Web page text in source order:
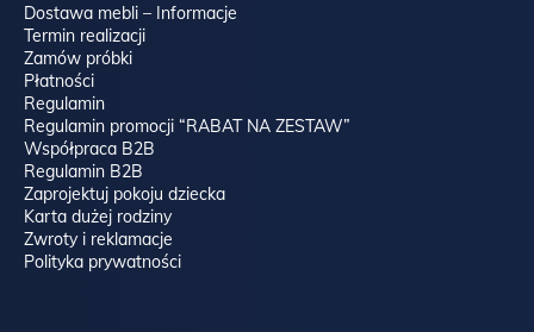
Dostawa mebli – Informacje
Termin realizacji
Zamów próbki
Płatności
Regulamin
Regulamin promocji “RABAT NA ZESTAW”
Współpraca B2B
Regulamin B2B
Zaprojektuj pokoju dziecka
Karta dużej rodziny
Zwroty i reklamacje
Polityka prywatności